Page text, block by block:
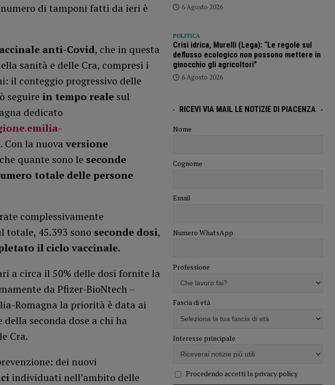
di tamponi fatti da ieri è
anti-Covid, che in questa
sanità e delle Cra, compresi i
il conteggio progressivo delle
seguire in tempo realesul
dedicato
. Con la nuova versione
quante sono le seconde
totale delle persone
complessivamente
totale, 45.393 sono seconde dosi,
il ciclo vaccinale.
a circa il 50% delle dosi fornite la
da Pfizer-BioNtech –
Romagna la priorità è data ai
seconda dose a chi ha
Cra.
dei nuovi
individuati nell’ambito delle
6 Agosto 2026
POLITICA
Crisi idrica, Murelli (Lega): “Le regole sul
deflusso ecologico non possono mettere in
ginocchio gli agricoltori”
6 Agosto 2026
RICEVI VIA MAIL LE NOTIZIE DI PIACENZA
Nome
Cognome
Email
Numero WhatsApp
Professione
Fascia di età
Interesse principale
Procedendo accetti la privacy policy